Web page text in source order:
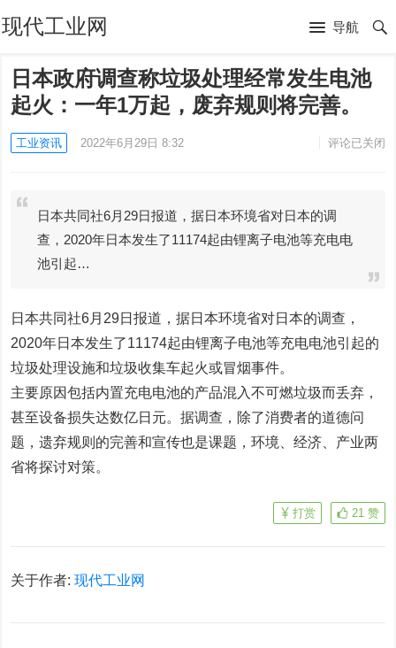
现代工业网 导航
日本政府调查称垃圾处理经常发生电池
起火：一年1万起，废弃规则将完善。
工业资讯 2022年6月29日 8:32 评论已关闭
日本共同社6月29日报道，据日本环境省对日本的调
查，2020年日本发生了11174起由锂离子电池等充电电
池引起…
日本共同社6月29日报道，据日本环境省对日本的调查，
2020年日本发生了11174起由锂离子电池等充电电池引起的
垃圾处理设施和垃圾收集车起火或冒烟事件。
主要原因包括内置充电电池的产品混入不可燃垃圾而丢弃，
甚至设备损失达数亿日元。据调查，除了消费者的道德问
题，遗弃规则的完善和宣传也是课题，环境、经济、产业两
省将探讨对策。
21 赞
打赏
关于作者:现代工业网